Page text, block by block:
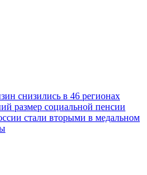
снизились в 46 регионах
размер социальной пенсии
стали вторыми в медальном